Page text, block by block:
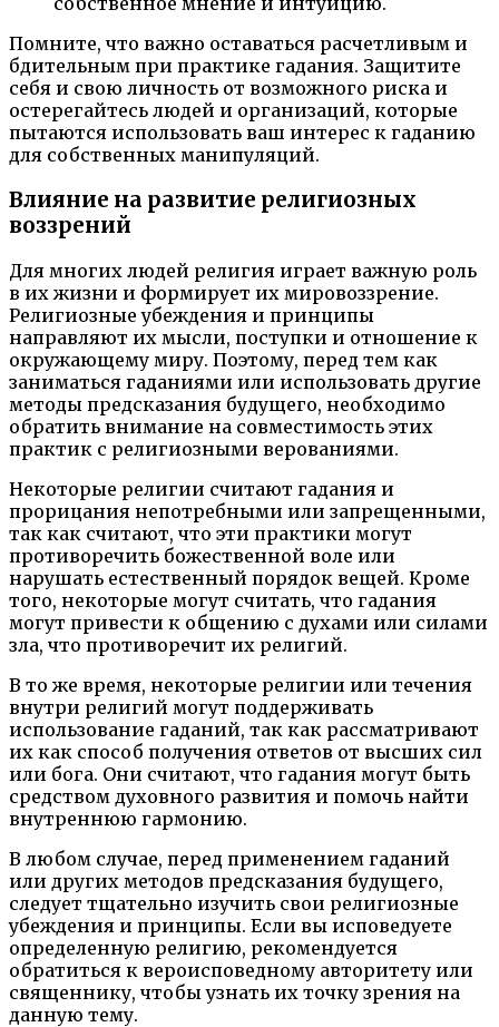
Помните, что важно оставаться расчетливым и
бдительным при практике гадания. Защитите
себя и свою личность от возможного риска и
остерегайтесь людей и организаций, которые
пытаются использовать ваш интерес к гаданию
для собственных манипуляций.
Влияние на развитие религиозных
воззрений
Для многих людей религия играет важную роль
в их жизни и формирует их мировоззрение.
Религиозные убеждения и принципы
направляют их мысли, поступки и отношение к
окружающему миру. Поэтому, перед тем как
заниматься гаданиями или использовать другие
методы предсказания будущего, необходимо
обратить внимание на совместимость этих
практик с религиозными верованиями.
Некоторые религии считают гадания и
прорицания непотребными или запрещенными,
так как считают, что эти практики могут
противоречить божественной воле или
нарушать естественный порядок вещей. Кроме
того, некоторые могут считать, что гадания
могут привести к общению с духами или силами
зла, что противоречит их религий.
В то же время, некоторые религии или течения
внутри религий могут поддерживать
использование гаданий, так как рассматривают
их как способ получения ответов от высших сил
или бога. Они считают, что гадания могут быть
средством духовного развития и помочь найти
внутреннюю гармонию.
В любом случае, перед применением гаданий
или других методов предсказания будущего,
следует тщательно изучить свои религиозные
убеждения и принципы. Если вы исповедуете
определенную религию, рекомендуется
обратиться к вероисповедному авторитету или
священнику, чтобы узнать их точку зрения на
данную тему.